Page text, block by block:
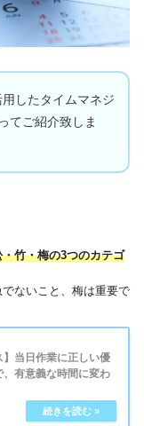
用したタイムマネジ
てご紹介致しま
・竹・梅の3つのカテゴ
ないこと、梅は重要で
】当日作業に正しい優
有意義な時間に変わ